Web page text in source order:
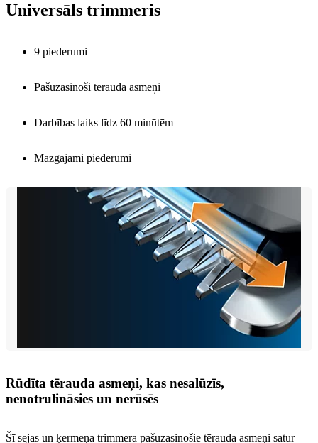
Universāls trimmeris
9 piederumi
Pašuzasinoši tērauda asmeņi
Darbības laiks līdz 60 minūtēm
Mazgājami piederumi
Rūdīta tērauda asmeņi, kas nesalūzīs,
nenotrulināsies un nerūsēs
Šī sejas un ķermeņa trimmera pašuzasinošie tērauda asmeņi satur